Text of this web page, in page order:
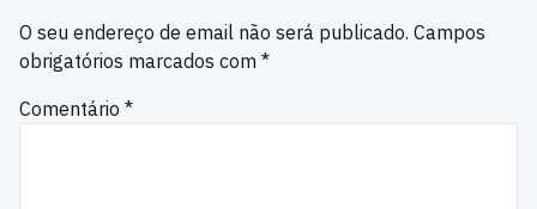
O seu endereço de email não será publicado. Campos
obrigatórios marcados com *
Comentário *